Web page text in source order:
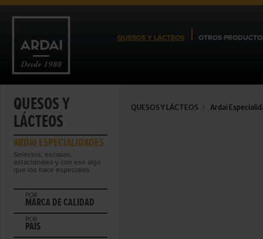
QUESOS Y LÁCTEOS OTROS
QUESOS Y
LÁCTEOS
ARDAI ESPECIALIDADES
Selectos, escasos,
estacionales y con ese algo
que los hace especiales
POR
MARCA DE CALIDAD
POR
PAIS
QUESOS Y LÁCTEOS Ardai